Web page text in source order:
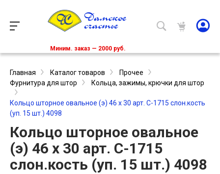
Миним. заказ — 2000 руб.
Главная Каталог товаров
Прочее
Фурнитура для штор
Кольца, зажимы, крючки для штор
Кольцо шторное овальное (э) 46 х 30 арт. С-1715 слон.кость
(уп. 15 шт.) 4098
Кольцо шторное овальное
(э) 46 х 30 арт. С-1715
слон.кость (уп. 15 шт.) 4098